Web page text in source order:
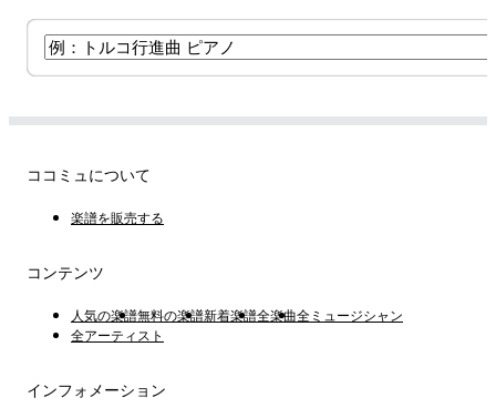
ココミュについて
楽譜を販売する
コンテンツ
人気の楽譜無料の楽譜新着楽譜全楽曲全ミュージシャン
全アーティスト
インフォメーション